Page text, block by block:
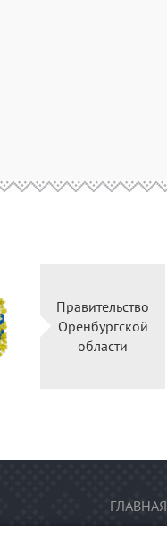
Правительство
Оренбургской
области
ГЛАВНАЯ